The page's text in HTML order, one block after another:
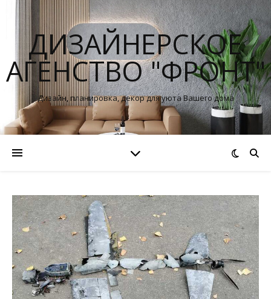
ДИЗАЙНЕРСКОЕ
АГЕНСТВО "ФРОНТ"
Дизайн, планировка, декор для уюта Вашего дома